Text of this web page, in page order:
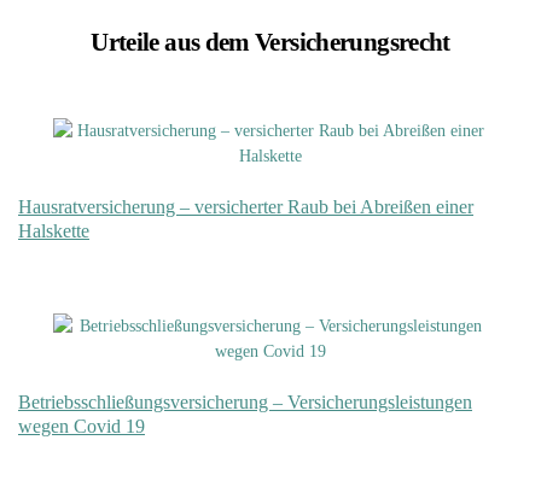
Urteile aus dem Versicherungsrecht
Hausratversicherung – versicherter Raub bei Abreißen einer
Halskette
Betriebsschließungsversicherung – Versicherungsleistungen
wegen Covid 19